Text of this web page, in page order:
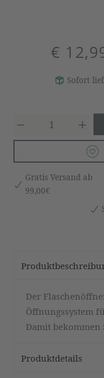
€
Sofort
Gratis Versand ab
99,00€
Der
Öffnungssystem
Damit bekommen
Produktdetails